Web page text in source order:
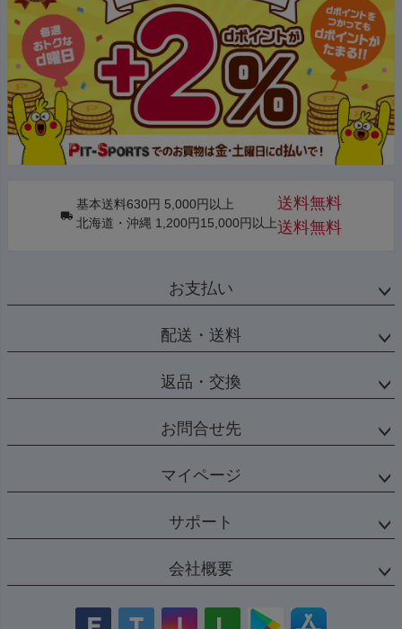
基本送料630円 5,000円以上
北海道・沖縄 1,200円15,000円以上
送料無料
送料無料
お支払い
配送・送料
返品・交換
お問合せ先
マイページ
サポート
会社概要